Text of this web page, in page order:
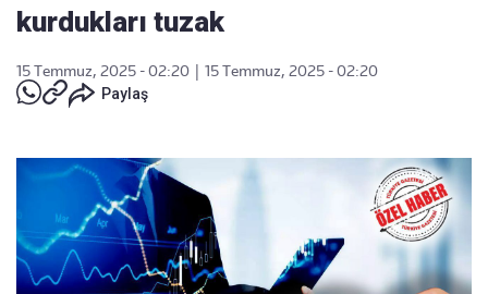
kurdukları tuzak
15 Temmuz, 2025 - 02:20
15 Temmuz, 2025 - 02:20
Paylaş